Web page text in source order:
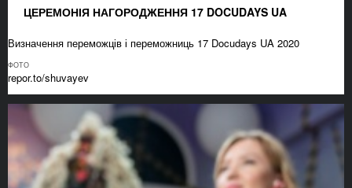
ЦЕРЕМОНІЯ НАГОРОДЖЕННЯ 17 DOCUDAYS UA
Визначення переможців і переможниць 17 Docudays UA 2020
ФОТО
repor.to/shuvayev